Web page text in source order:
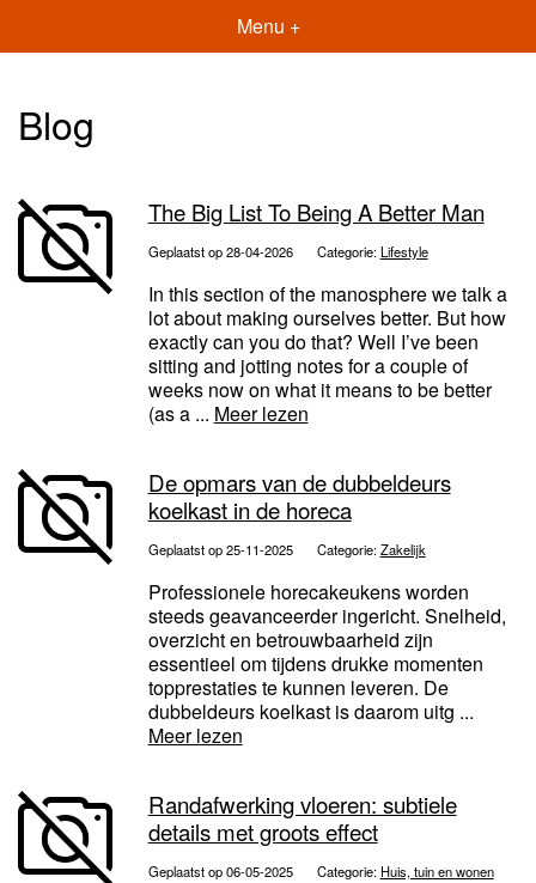
Menu +
Blog
The Big List To Being A Better Man
Geplaatst op 28-04-2026 Categorie:Lifestyle
In this section of the manosphere we talk a
lot about making ourselves better. But how
exactly can you do that? Well I’ve been
sitting and jotting notes for a couple of
weeks now on what it means to be better
(as a ... Meer lezen
De opmars van de dubbeldeurs
koelkast in de horeca
Geplaatst op 25-11-2025 Categorie:Zakelijk
Professionele horecakeukens worden
steeds geavanceerder ingericht. Snelheid,
overzicht en betrouwbaarheid zijn
essentieel om tijdens drukke momenten
topprestaties te kunnen leveren. De
dubbeldeurs koelkast is daarom uitg ...
Meer lezen
Randafwerking vloeren: subtiele
details met groots effect
Geplaatst op 06-05-2025 Categorie: Huis, tuin en wonen